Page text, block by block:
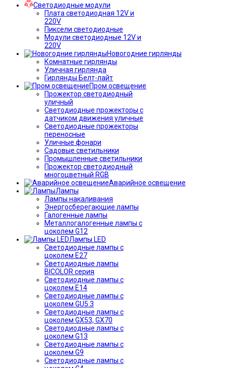
Светодиодные модули
Плата светодиодная 12V и
220V
Пиксели светодиодные
Модули светодиодные 12V и
220V
Новогодние гирлянды
Комнатные гирлянды
Уличная гирлянда
Гирлянды Белт-лайт
Пром освещение
Прожектор светодиодный
уличный
Светодиодные прожекторы с
датчиком движения уличные
Светодиодные прожекторы
переносные
Уличные фонари
Садовые светильники
Промышленные светильники
Прожектор светодиодный
многоцветный RGB
Аварийное освещение
Лампы
Лампы накаливания
Энергосберегающие лампы
Галогенные лампы
Металлогалогенные лампы с
цоколем G12
Лампы LED
Светодиодные лампы с
цоколем E27
Светодиодные лампы
BICOLOR серия
Светодиодные лампы с
цоколем E14
Светодиодные лампы с
цоколем GU5.3
Светодиодные лампы с
цоколем GX53, GX70
Светодиодные лампы с
цоколем G13
Светодиодные лампы с
цоколем G9
Светодиодные лампы с